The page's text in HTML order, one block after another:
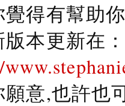
覺得有幫助
本更新在：
願意,也許也